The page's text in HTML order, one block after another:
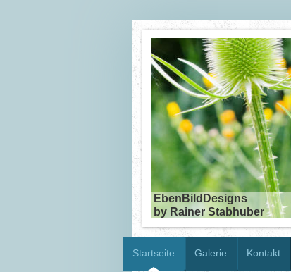
EbenBildDesigns
by Rainer Stabhuber
Startseite Galerie Kontakt